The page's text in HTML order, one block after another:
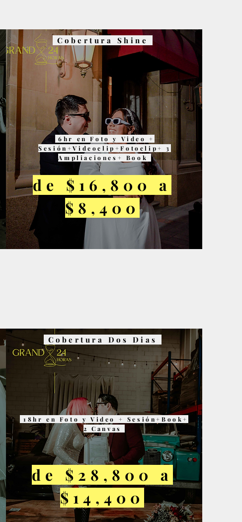
Cobertura Shine
6hr en Foto y Video +
Sesión+Videoclip+Fotoclip+ 3
Ampliaciones+ Book
de $16,800 a
$8,400
Cobertura Dos Dias
18hr en Foto y Video + Sesión+Book+
2 Canvas
de $28,800 a
$14,400